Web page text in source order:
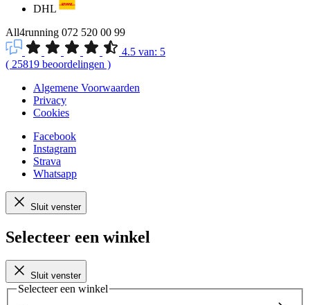
DHL
All4running 072 520 00 99
4.5 van: 5
( 25819 beoordelingen )
Algemene Voorwaarden
Privacy
Cookies
Facebook
Instagram
Strava
Whatsapp
Sluit venster
Selecteer een winkel
Sluit venster
Selecteer een winkel